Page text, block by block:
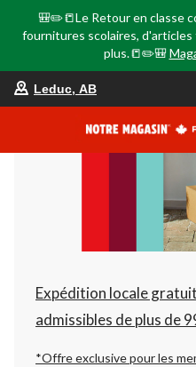
🎒✏️📒Le Retour en classe
fournitures scolaires,
plus.📒✏️🎒
Leduc, AB
Expédition locale
admissibles de plus de
*Offre exclusive pour les